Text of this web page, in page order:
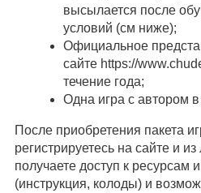
высылается после
условий (см ниже);
Официальное
сайте https://
течение года;
Одна игра с автором
После приобретения пакета
регистрируетесь на сайте и
получаете доступ к ресурсам
(инструкция, колоды) и